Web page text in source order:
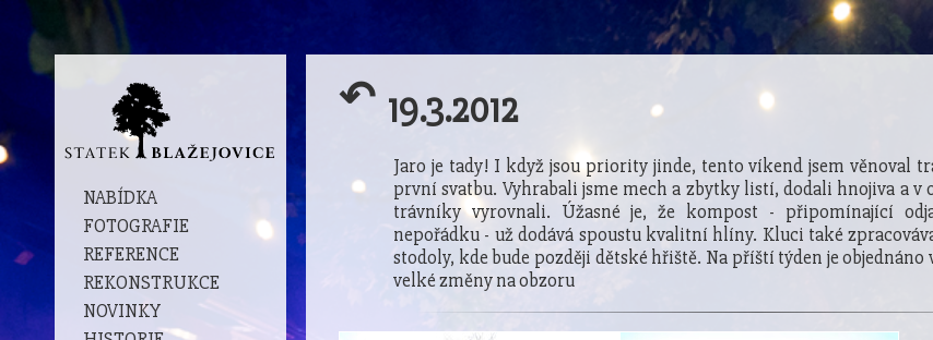
NABÍDKA
FOTOGRAFIE
REFERENCE
REKONSTRUKCE
NOVINKY
↶ 19.3.2012
Jaro je tady! I když jsou priority jinde, tento víkend jsem věnoval
první svatbu. Vyhrabali jsme mech a zbytky listí, dodali hnojiva a
trávníky vyrovnali. Úžasné je, že kompost - připomínající
nepořádku - už dodává spoustu kvalitní hlíny. Kluci také
stodoly, kde bude později dětské hřiště. Na příští týden je
velké změny na obzoru